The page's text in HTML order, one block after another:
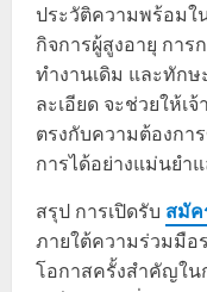
ประวัติความพร้อมใ
กิจการผู้สูงอายุ กา
ทำงานเดิม และทัก
ละเอียด จะช่วยให้
ตรงกับความต้องกา
การได้อย่างแม่นยำแ
สรุป การเปิดรับ สมัค
ภายใต้ความร่วมมือ
โอกาสครั้งสำคัญใน